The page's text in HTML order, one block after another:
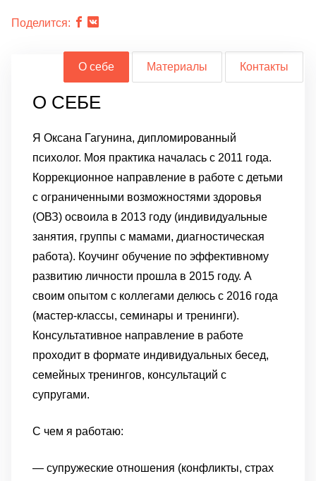
Поделится:
О себе Материалы Контакты
О СЕБЕ
Я Оксана Гагунина, дипломированный
психолог. Моя практика началась с 2011 года.
Коррекционное направление в работе с детьми
с ограниченными возможностями здоровья
(ОВЗ) освоила в 2013 году (индивидуальные
занятия, группы с мамами, диагностическая
работа). Коучинг обучение по эффективному
развитию личности прошла в 2015 году. А
своим опытом с коллегами делюсь с 2016 года
(мастер-классы, семинары и тренинги).
Консультативное направление в работе
проходит в формате индивидуальных бесед,
семейных тренингов, консультаций с
супругами.
С чем я работаю:
— супружеские отношения (конфликты, страх